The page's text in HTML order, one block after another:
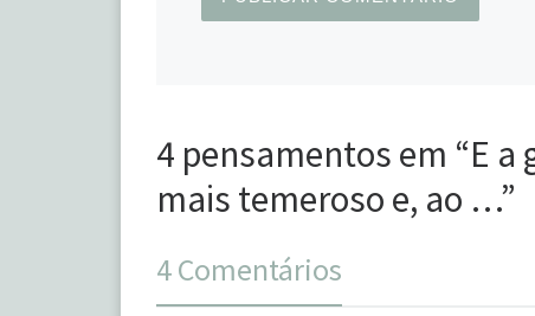
4 pensamentos em “E
mais temeroso e, ao …”
4 Comentários